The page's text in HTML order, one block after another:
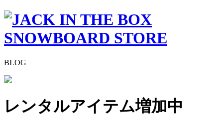
BLOG
レンタルアイテム増加中